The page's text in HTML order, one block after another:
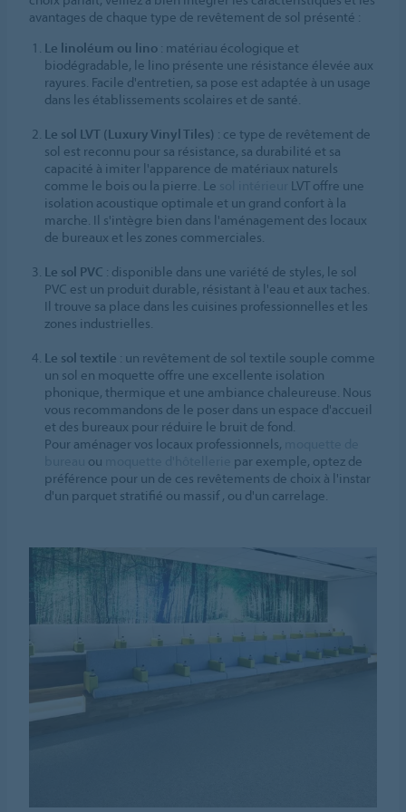
avantages de chaque type de revêtement de sol présenté :
Le linoléum ou lino: matériau écologique et
biodégradable, le lino présente une résistance élevée aux
rayures. Facile d'entretien, sa pose est adaptée à un usage
dans les établissements scolaires et de santé.
Le sol LVT (Luxury Vinyl Tiles) : ce type de revêtement de
sol est reconnu pour sa résistance, sa durabilité et sa
capacité à imiter l'apparence de matériaux naturels
comme le bois ou la pierre. Le
LVT offre une
isolation acoustique optimale et un grand confort à la
marche. Il s'intègre bien dans l'aménagement des locaux
de bureaux et les zones commerciales.
Le sol PVC : disponible dans une variété de styles, le sol
PVC est un produit durable, résistant à l'eau et aux taches.
Il trouve sa place dans les cuisines professionnelles et les
zones industrielles.
Le sol textile : un revêtement de sol textile souple comme
un sol en moquette offre une excellente isolation
phonique, thermique et une ambiance chaleureuse. Nous
vous recommandons de le poser dans un espace d'accueil
et des bureaux pour réduire le bruit de fond.
Pour aménager vos locaux professionnels,
ou
par exemple, optez de
préférence pour un de ces revêtements de choix à l'instar
d'un parquet stratifié ou massif , ou d'un carrelage.